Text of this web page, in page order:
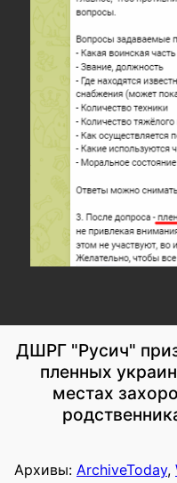
ДШРГ "Русич"
пленных
местах
Архивы: ArchiveToday,